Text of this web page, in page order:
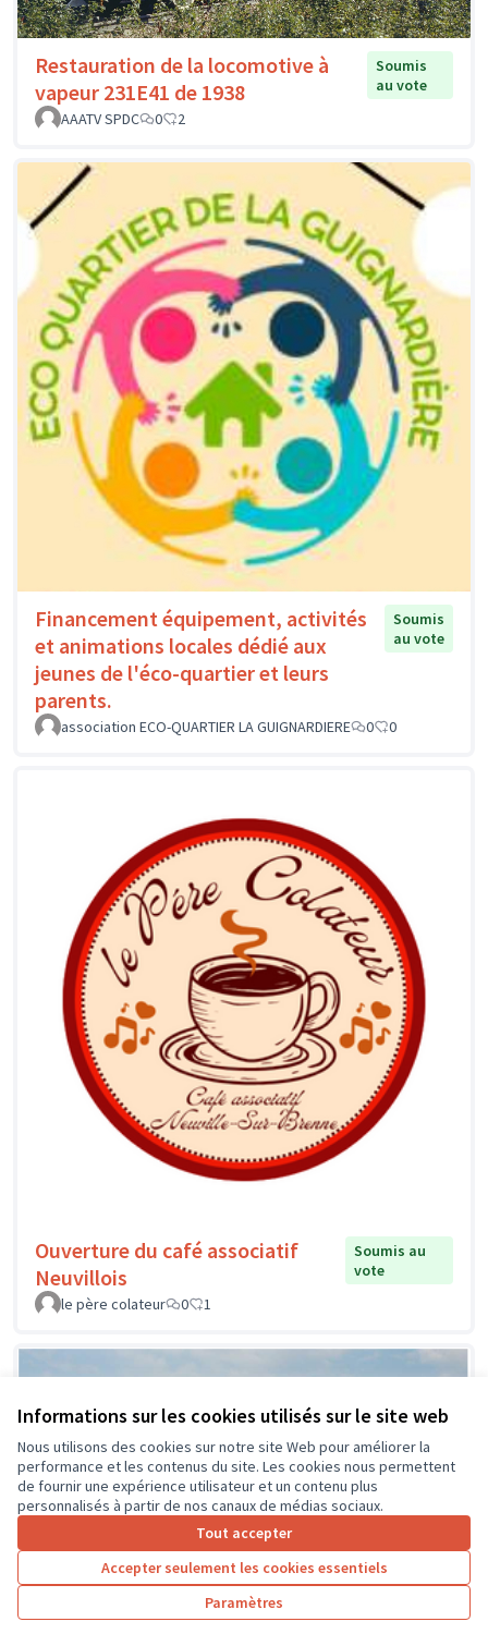
Informations sur les cookies utilisés sur le site web
Nous utilisons des cookies sur notre site Web pour améliorer la
performance et les contenus du site. Les cookies nous permettent
de fournir une expérience utilisateur et un contenu plus
personnalisés à partir de nos canaux de médias sociaux.
Tout accepter
Accepter seulement les cookies essentiels
Paramètres
Restauration de la locomotive à
vapeur 231E41 de 1938
Soumis
au vote
AAATV SPDC
0 2
Financement équipement, activités
et animations locales dédié aux
jeunes de l'éco-quartier et leurs
parents.
Soumis
au vote
association ECO-QUARTIER LA GUIGNARDIERE 0 0
Ouverture du café associatif
Neuvillois
Soumis au
vote
le père colateur
0 1